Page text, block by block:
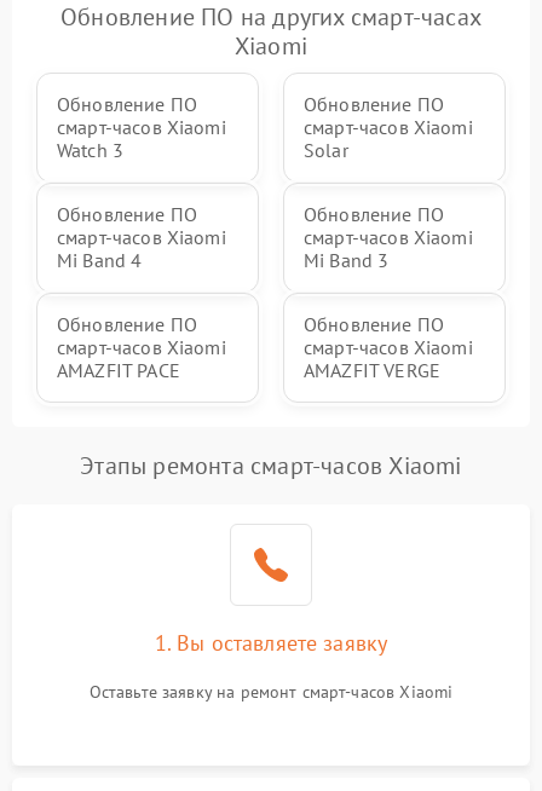
Обновление ПО на других смарт-часах
Xiaomi
Обновление ПО
смарт-часов Xiaomi
Watch 3
Обновление ПО
смарт-часов Xiaomi
Solar
Обновление ПО
смарт-часов Xiaomi
Mi Band 4
Обновление ПО
смарт-часов Xiaomi
Mi Band 3
Обновление ПО
смарт-часов Xiaomi
AMAZFIT PACE
Обновление ПО
смарт-часов Xiaomi
AMAZFIT VERGE
Этапы ремонта смарт-часов Xiaomi
1. Вы оставляете заявку
Оставьте заявку на ремонт смарт-часов Xiaomi